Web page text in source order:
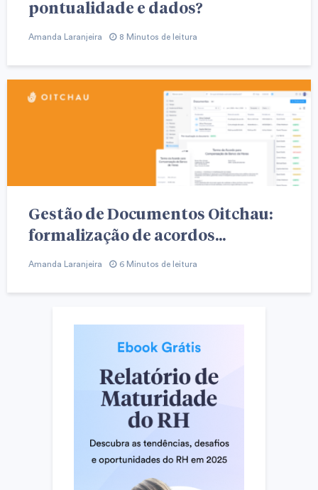
pontualidade e dados?
Amanda Laranjeira 8 Minutos de leitura
Gestão de Documentos Oitchau:
formalização de acordos...
Amanda Laranjeira 6 Minutos de leitura